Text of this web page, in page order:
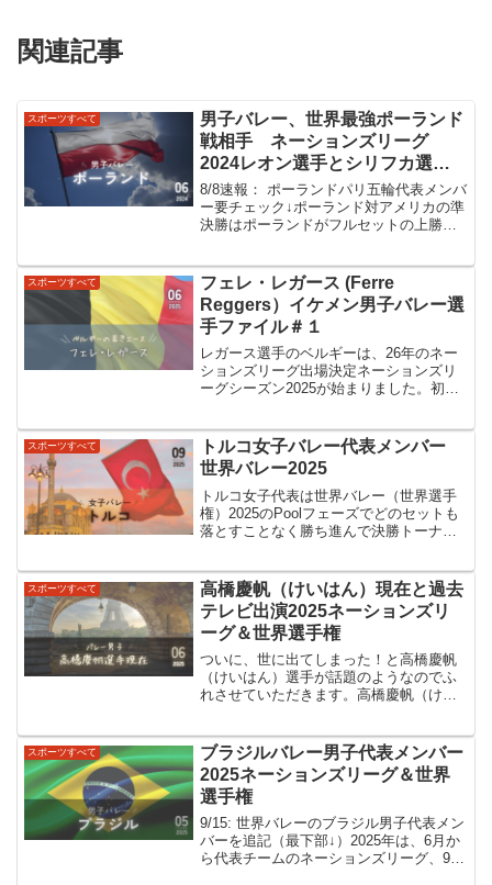
関連記事
スポーツすべて
男子バレー、世界最強ポーランド
戦相手 ネーションズリーグ
2024レオン選手とシリフカ選手
注目
8/8速報： ポーランドパリ五輪代表メンバ
ー要チェック↓ポーランド対アメリカの準
決勝はポーランドがフルセットの上勝
ーランドは決勝へ（48年ぶり？のメダル
獲得決定！）20...
スポーツすべて
フェレ・レガース (Ferre
Reggers）イケメン男子バレー選
手ファイル＃１
レガース選手のベルギーは、26年のネー
ションズリーグ出場決定ネーションズリ
ーグシーズン2025が始まりました。初
試合中自分たちのことに集中し、日本人
選手が必要な『c...
スポーツすべて
トルコ女子バレー代表メンバー
世界バレー2025
トルコ女子代表は世界バレー（世界選手
権）2025のPoolフェーズでどのセットも
落とすことなく勝ち進んで決勝トーナメ
ルガリア、カナダ すべて3-0 〇決勝トー
ナメン...
スポーツすべて
高橋慶帆（けいはん）現在と過去
テレビ出演2025ネーションズリ
ーグ＆世界選手権
ついに、世に出てしまった！と高橋慶帆
（けいはん）選手が話題のようなのでふ
れさせていただきます。高橋慶帆（けい
人物。会長が若手の何名かをピックアッ
プすると、ひいきする形...
スポーツすべて
ブラジルバレー男子代表メンバー
2025ネーションズリーグ＆世界
選手権
9/15: 世界バレーのブラジル男子代表メン
バーを追記（最下部↓）2025年は、6月か
ら代表チームのネーションズリーグ、9月